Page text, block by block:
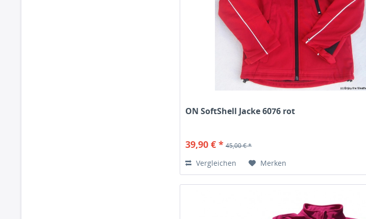
ON SoftShell Jacke 6076 rot
39,90 € * 45,00 € *
Vergleichen Merken